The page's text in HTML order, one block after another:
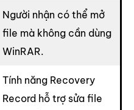
Người nhận có thể mở
file mà không cần dùng
WinRAR.
Tính năng Recovery
Record hỗ trợ sửa file